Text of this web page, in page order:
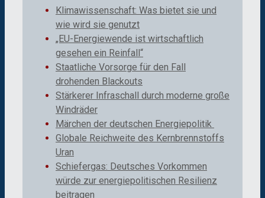
Klimawissenschaft: Was bietet sie und
wie wird sie genutzt
„EU-Energiewende ist wirtschaftlich
gesehen ein Reinfall“
Staatliche Vorsorge für den Fall
drohenden Blackouts
Stärkerer Infraschall durch moderne große
Windräder
Märchen der deutschen Energiepolitik
Globale Reichweite des Kernbrennstoffs
Uran
Schiefergas: Deutsches Vorkommen
würde zur energiepolitischen Resilienz
beitragen